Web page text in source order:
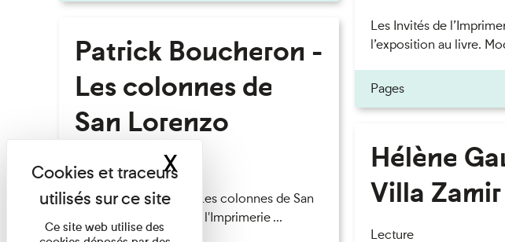
Patrick Boucheron -
Les colonnes de
San Lorenzo
Lecture
Patrick Boucheron — Les colonnes de San
Lorenzo Les Invités de l'Imprimerie ...
Les Invités de
l’exposition au livre.
Pages
Hélène
Villa Zamir
Lecture
Ce site web utilise des
XMasquer le bandeau des